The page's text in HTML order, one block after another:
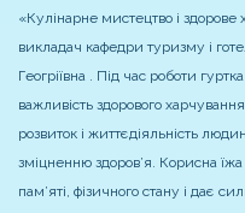
«Кулінарне мистецтво і
викладач кафедри туризму і
Геогріївна . Під час роботи
важливість здорового
розвиток і життєдіяльність
зміцненню здоров’я. Корисна
пам’яті, фізичного стану і дає